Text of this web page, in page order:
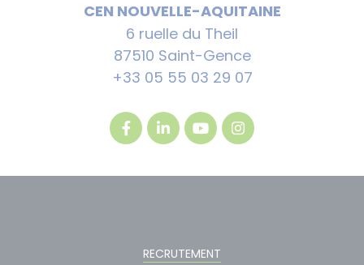
CEN NOUVELLE-AQUITAINE
6 ruelle du Theil
87510 Saint-Gence
+33 05 55 03 29 07
RECRUTEMENT